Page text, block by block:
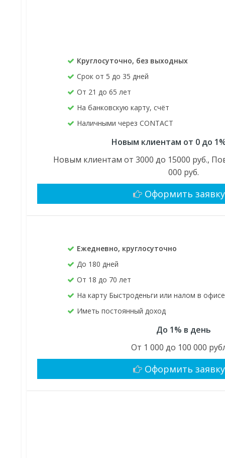
Круглосуточно, без выходных
Срок от 5 до 35 дней
От 21 до 65 лет
На банковскую карту, счёт
Наличными через CONTACT
Новым клиентам от 0 до
Новым клиентам от 3000 до 15000 руб.,
000 руб.
Оформить заявку
Ежедневно, круглосуточно
До 180 дней
От 18 до 70 лет
На карту Быстроденьги или налом в офисе
Иметь постоянный доход
До 1% в день
От 1 000 до 100 000
Оформить заявку